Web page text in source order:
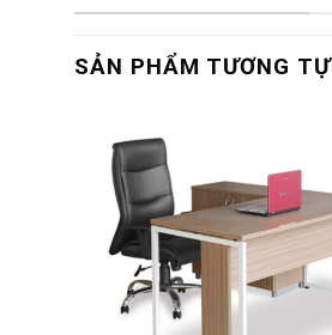
SẢN PHẨM TƯƠNG TỰ